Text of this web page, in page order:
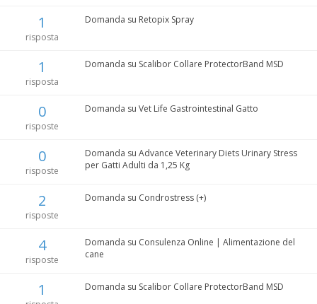
1
risposta
Domanda su Retopix Spray
1
risposta
Domanda su Scalibor Collare ProtectorBand MSD
0
risposte
Domanda su Vet Life Gastrointestinal Gatto
0
risposte
Domanda su Advance Veterinary Diets Urinary Stress
per Gatti Adulti da 1,25 Kg
2
risposte
Domanda su Condrostress (+)
4
risposte
Domanda su Consulenza Online | Alimentazione del
cane
1 Domanda su Scalibor Collare ProtectorBand MSD